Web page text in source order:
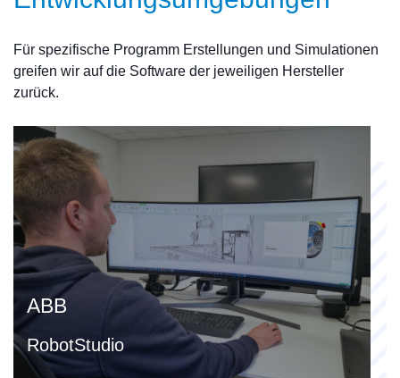
Für spezifische Programm Erstellungen und Simulationen
greifen wir auf die Software der jeweiligen Hersteller
zurück.
ABB
RobotStudio